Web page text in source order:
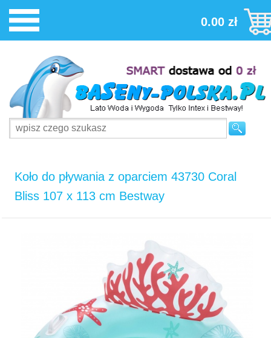
0.00 zł
Koło do pływania z oparciem 43730 Coral
Bliss 107 x 113 cm Bestway